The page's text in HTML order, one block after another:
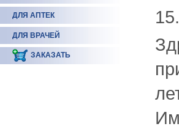
ДЛЯ АПТЕК
ДЛЯ ВРАЧЕЙ
ЗАКАЗАТЬ